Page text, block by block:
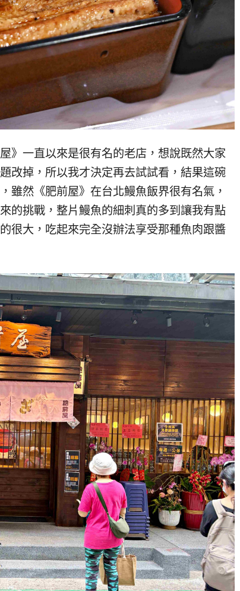
》一直以來是很有名的老店，想說既然大家
改掉，所以我才決定再去試試看，結果這碗
雖然《肥前屋》在台北鰻魚飯界很有名氣，
的挑戰，整片鰻魚的細刺真的多到讓我有點
很大，吃起來完全沒辦法享受那種魚肉跟醬